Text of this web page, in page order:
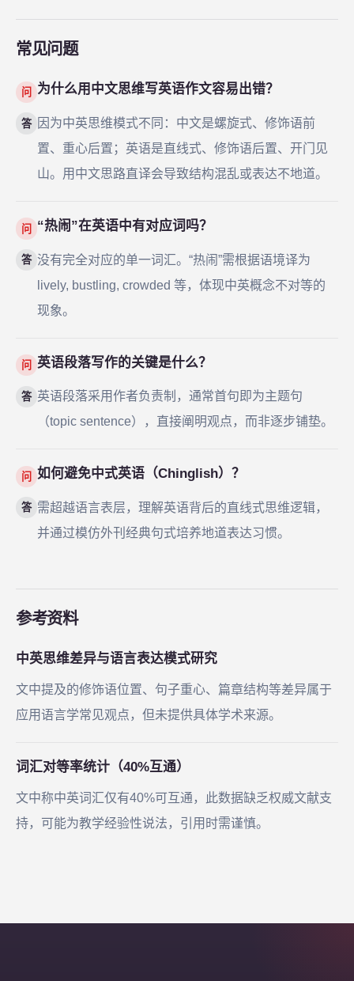
常见问题
问 为什么用中文思维写英语作文容易出错？
答
因为中英思维模式不同：中文是螺旋式、修饰语前
置、重心后置；英语是直线式、修饰语后置、开门见
山。用中文思路直译会导致结构混乱或表达不地道。
问 “热闹”在英语中有对应词吗？
答 没有完全对应的单一词汇。“热闹”需根据语境译为
lively, bustling, crowded 等，体现中英概念不对等的
现象。
问 英语段落写作的关键是什么？
答 英语段落采用作者负责制，通常首句即为主题句
（topic sentence），直接阐明观点，而非逐步铺垫。
问 如何避免中式英语（Chinglish）？
答 需超越语言表层，理解英语背后的直线式思维逻辑，
并通过模仿外刊经典句式培养地道表达习惯。
参考资料
中英思维差异与语言表达模式研究
文中提及的修饰语位置、句子重心、篇章结构等差异属于
应用语言学常见观点，但未提供具体学术来源。
词汇对等率统计（40%互通）
文中称中英词汇仅有40%可互通，此数据缺乏权威文献支
持，可能为教学经验性说法，引用时需谨慎。